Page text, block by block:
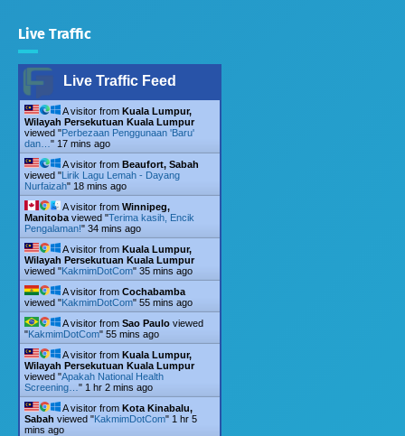
Live Traffic
Live Traffic Feed
A visitor from Kuala Lumpur,
Wilayah Persekutuan Kuala Lumpur
viewed "Perbezaan Penggunaan 'Baru'
dan… " 17 mins ago
A visitor from Beaufort, Sabah
viewed "Lirik Lagu Lemah - Dayang
Nurfaizah" 18 mins ago
A visitor from Winnipeg,
Manitoba viewed "Terima kasih, Encik
Pengalaman!" 34 mins ago
A visitor from Kuala Lumpur,
Wilayah Persekutuan Kuala Lumpur
viewed "KakmimDotCom" 35 mins ago
A visitor from Cochabamba
viewed "KakmimDotCom" 55 mins ago
A visitor from Sao Paulo viewed
"KakmimDotCom" 55 mins ago
A visitor from Kuala Lumpur,
Wilayah Persekutuan Kuala Lumpur
viewed "Apakah National Health
Screening… " 1 hr 2 mins ago
A visitor from Kota Kinabalu,
Sabah viewed "KakmimDotCom" 1 hr 5
mins ago